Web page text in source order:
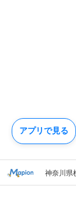
神奈川県
アプリで見る